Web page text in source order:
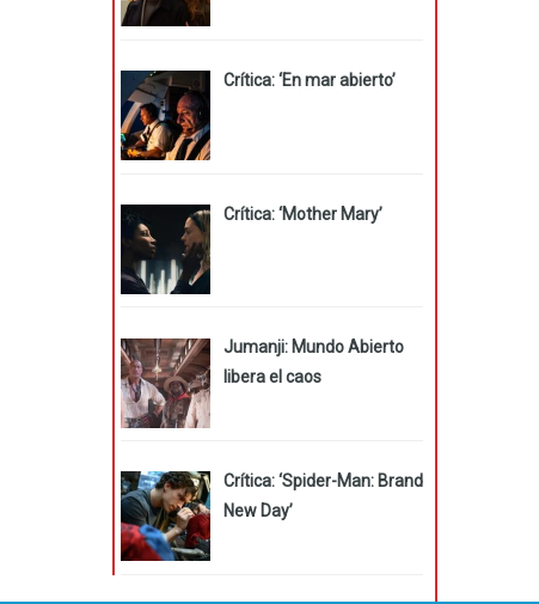
Crítica: ‘En mar abierto’
Crítica: ‘Mother Mary’
Jumanji: Mundo Abierto
libera el caos
Crítica: ‘Spider-Man: Brand
New Day’